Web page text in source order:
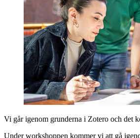
Vi går igenom grunderna i Zotero och det
Under workshoppen kommer vi att gå